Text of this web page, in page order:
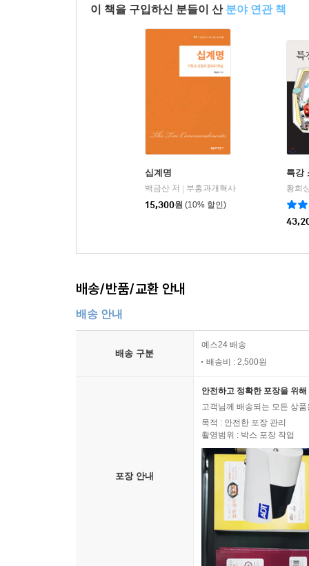
이 책을 구입하신 분들이 산 분야 연관 책
십계명
백금산 저
부흥과개혁사
15,300원 (10% 할인)
특강
황희
배송/반품/교환 안내
배송 안내
배송 구분
예스24 배송
배송비 : 2,500원
포장 안내
안전하고 정확한 포장을 위
고객님께 배송되는 모든 상
목적 : 안전한 포장 관리
촬영범위 : 박스 포장 작업